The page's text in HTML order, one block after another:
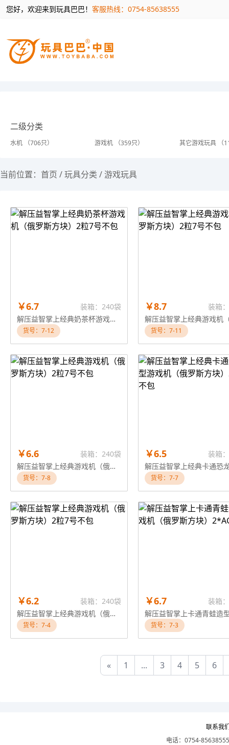
您好，欢迎来到玩具巴巴！ 客服热线：0754-85638555
二级分类
水机 （706只） 游戏机 （359只） 其它游戏玩具 （
当前位置： 首页 /玩具分类 / 游戏玩具
￥6.7
装箱：240袋
解压益智掌上经典奶茶杯游戏机（俄罗斯方块）2粒7号不包
货号：7-12
￥8.7 装箱
货号：7-11
￥6.6
装箱：240袋
解压益智掌上经典游戏机（俄罗斯方块）2粒7号不包
货号：7-8
￥6.5 装箱
货号：7-7
￥6.2
装箱：240袋
解压益智掌上经典游戏机（俄罗斯方块）2粒7号不包
货号：7-4
￥6.7 装箱
货号：7-3
« 1 ... 3 4 5 6
联系我
电话：0754-